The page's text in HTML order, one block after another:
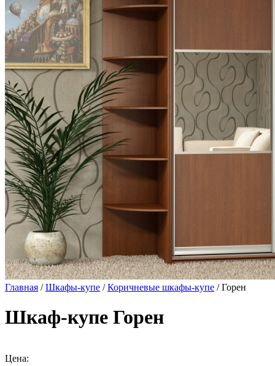
Главная /Шкафы-купе /Коричневые шкафы-купе / Горен
Шкаф-купе Горен
Цена: